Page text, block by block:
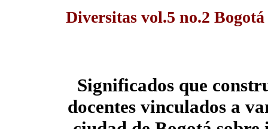
Diversitas vol.5 no.2
Significados que
docentes vinculados a